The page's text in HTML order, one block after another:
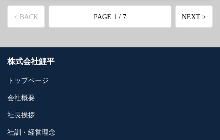
< BACK PAGE 1 / 7 NEXT >
株式会社鯉平
トップページ
会社概要
社長挨拶
社訓・経営理念